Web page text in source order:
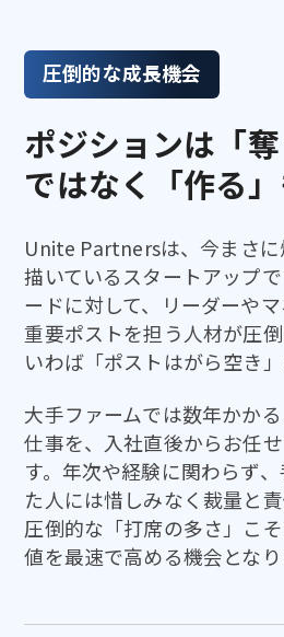
圧倒的な成長機会
ポジションは「
ではなく「作る
Unite Partnersは、今まさに
描いているスタートアップ
ードに対して、リーダーや
重要ポストを担う人材が圧倒
いわば「ポストはがら空き」
大手ファームでは数年かか
仕事を、入社直後からお任
す。年次や経験に関わらず
た人には惜しみなく裁量と
圧倒的な「打席の多さ」こ
値を最速で高める機会となり